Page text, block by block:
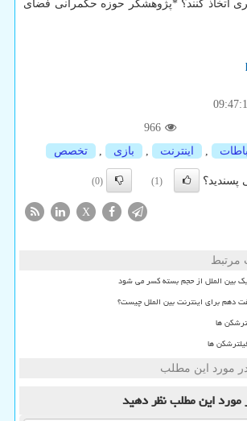
اتخاذ کنند؟ *پژوهشگر حوزه حکمرانی فضای
966
, اینترنت , بازی , تخصص
پسندید؟ (1)
(0)
X
مرتبط
بین الملل از حجم بسته کسر می شود
ها
ها
در مورد این مطلب
مورد این مطلبنظر دهید